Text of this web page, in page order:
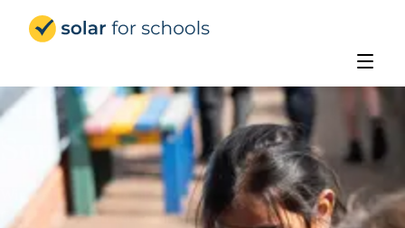
Nutzen Sie die Kraft der
Sonne!
Wir realisieren Solarprojekte, die Energiekosten senken,
CO₂-Emissionen reduzieren und Schüler sowie Studierende